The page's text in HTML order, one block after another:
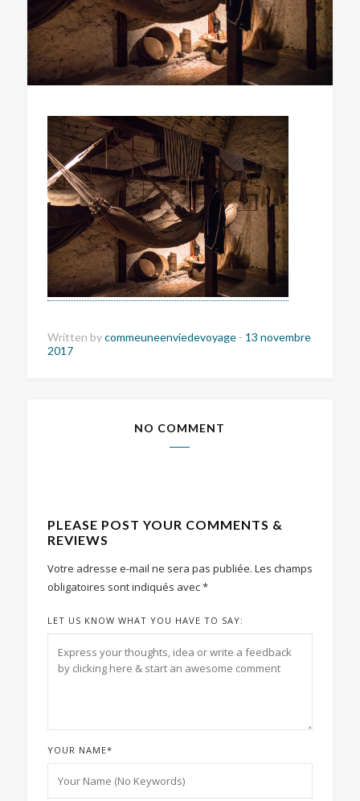
Written bycommeuneenviedevoyage - 13 novembre
2017
NO COMMENT
PLEASE POST YOUR COMMENTS &
REVIEWS
Votre adresse e-mail ne sera pas publiée. Les champs
obligatoires sont indiqués avec*
LET US KNOW WHAT YOU HAVE TO SAY:
YOUR NAME*